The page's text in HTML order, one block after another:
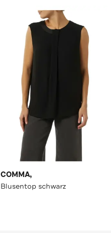
COMMA,
Blusentop schwarz